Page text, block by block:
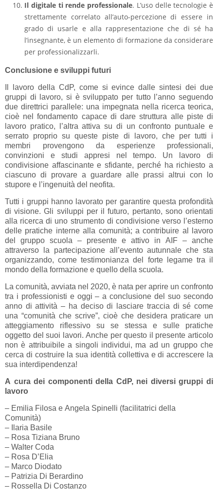
Il digitale ti rende professionale. L’uso delle tecnologie è
strettamente correlato all’auto-percezione di essere in
grado di usarle e alla rappresentazione che di sé ha
l’insegnante, è un elemento di formazione da considerare
per professionalizzarli.
Conclusione e sviluppi futuri
Il lavoro della CdP, come si evince dalle sintesi dei due
gruppi di lavoro, si è sviluppato per tutto l’anno seguendo
due direttrici parallele: una impegnata nella ricerca teorica,
cioè nel fondamento capace di dare struttura alle piste di
lavoro pratico, l’altra attiva su di un confronto puntuale e
serrato proprio su queste piste di lavoro, che per tutti i
membri provengono da esperienze professionali,
convinzioni e studi appresi nel tempo. Un lavoro di
condivisione affascinante e sfidante, perché ha richiesto a
ciascuno di provare a guardare alle prassi altrui con lo
stupore e l’ingenuità del neofita.
Tutti i gruppi hanno lavorato per garantire questa profondità
di visione. Gli sviluppi per il futuro, pertanto, sono orientati
alla ricerca di uno strumento di condivisione verso l’esterno
delle pratiche interne alla comunità; a contribuire al lavoro
del gruppo scuola – presente e attivo in AIF – anche
attraverso la partecipazione all’evento autunnale che sta
organizzando, come testimonianza del forte legame tra il
mondo della formazione e quello della scuola.
La comunità, avviata nel 2020, è nata per aprire un confronto
tra i professionisti e oggi – a conclusione del suo secondo
anno di attività – ha deciso di lasciare traccia di sé come
una “comunità che scrive”, cioè che desidera praticare un
atteggiamento riflessivo su se stessa e sulle pratiche
oggetto del suoi lavori. Anche per questo il presente articolo
non è attribuibile a singoli individui, ma ad un gruppo che
cerca di costruire la sua identità collettiva e di accrescere la
sua interdipendenza!
A cura dei componenti della CdP, nei diversi gruppi di
lavoro
– Emilia Filosa e Angela Spinelli (facilitatrici della
Comunità)
– Ilaria Basile
– Rosa Tiziana Bruno
– Walter Coda
– Rosa D’Elia
– Marco Diodato
– Patrizia Di Berardino
– Rossella Di Costanzo